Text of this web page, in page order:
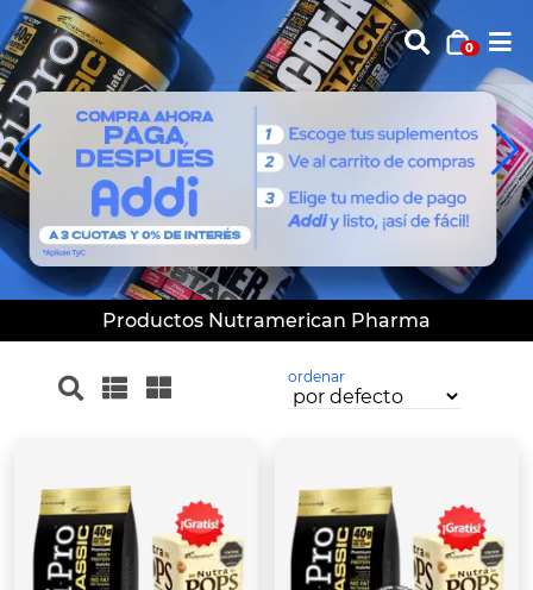
0
Productos Nutramerican Pharma
ordenar